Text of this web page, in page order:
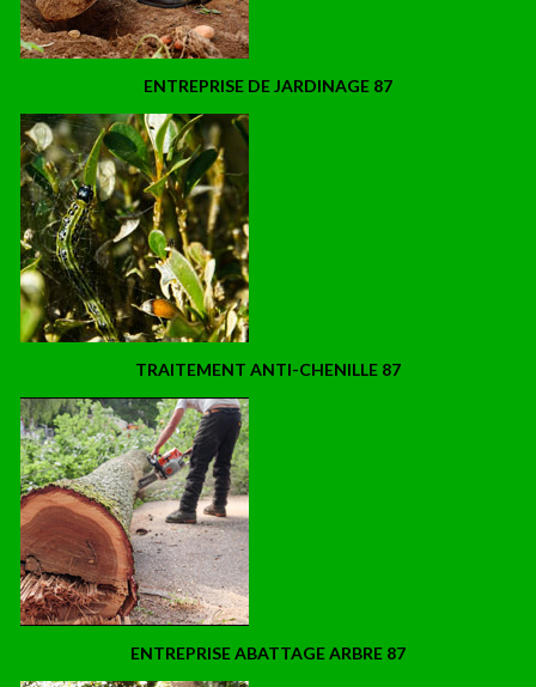
ENTREPRISE DE JARDINAGE 87
TRAITEMENT ANTI-CHENILLE 87
ENTREPRISE ABATTAGE ARBRE 87